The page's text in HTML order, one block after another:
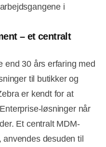
i
– et centralt
end 30 års erfaring med
til butikker og
er kendt for at
løsninger når
Et centralt MDM-
, anvendes desuden til